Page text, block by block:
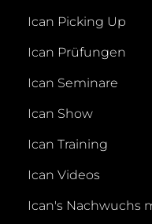
Ican Picking Up
Ican Prüfungen
Ican Seminare
Ican Show
Ican Training
Ican Videos
Ican's Nachwuchs